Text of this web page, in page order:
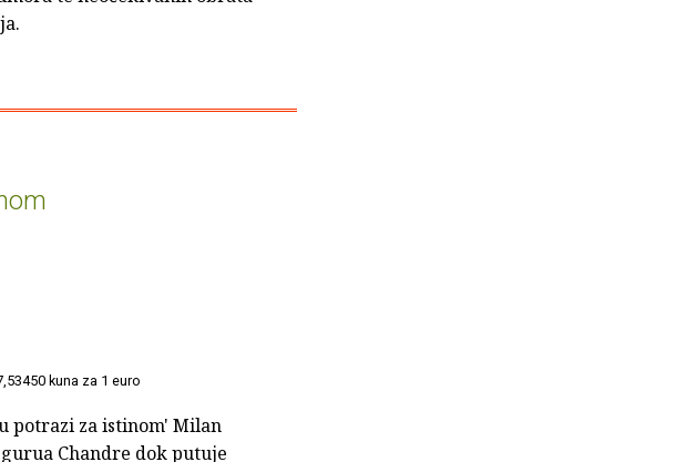
kuna za 1 euro
potrazi za istinom' Milan
Chandre dok putuje